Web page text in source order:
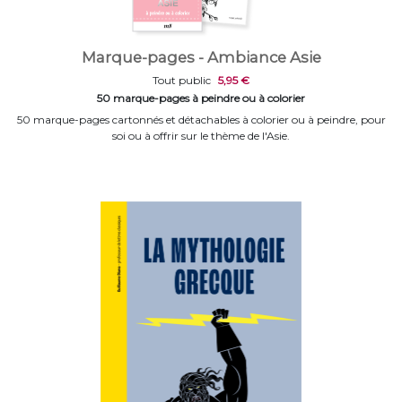
Marque-pages - Ambiance Asie
Tout public 5,95 €
50 marque-pages à peindre ou à colorier
50 marque-pages cartonnés et détachables à colorier ou à peindre, pour
soi ou à offrir sur le thème de l'Asie.